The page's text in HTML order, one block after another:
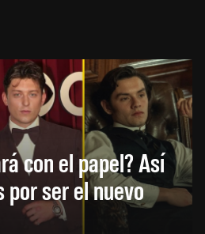
con el papel? Así
por ser el nuevo